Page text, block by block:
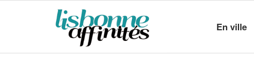
En ville